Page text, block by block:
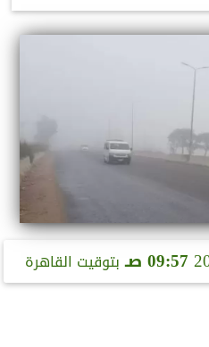
09:57 صـ بتوقيت القاهرة